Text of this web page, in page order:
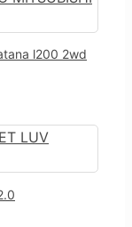
l200 2wd